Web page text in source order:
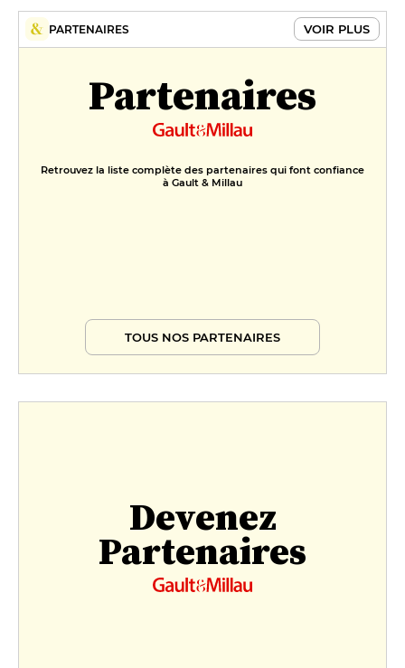
PARTENAIRES VOIR PLUS
Partenaires
Retrouvez la liste complète des partenaires qui font confiance
à Gault & Millau
TOUS NOS PARTENAIRES
Devenez
Partenaires